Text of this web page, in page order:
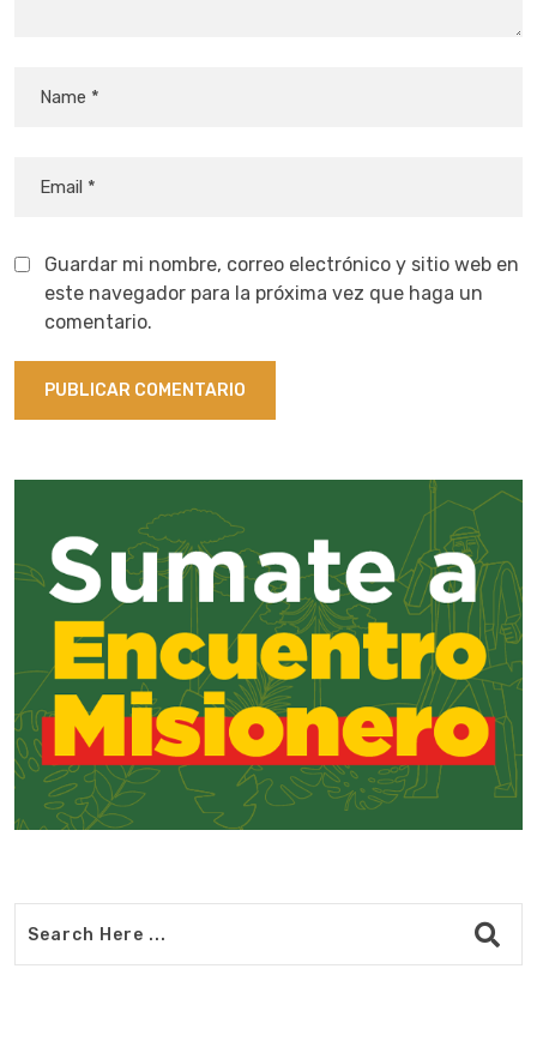
Guardar mi nombre, correo electrónico y sitio web en
este navegador para la próxima vez que haga un
comentario.